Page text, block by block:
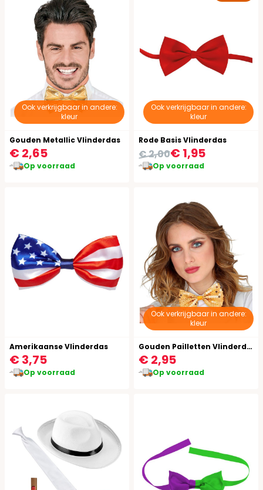
Ook verkrijgbaar in andere:
kleur
Gouden Metallic Vlinderdas
€ 2,65
Op voorraad
Ook verkrijgbaar in andere:
kleur
Rode Basis Vlinderdas
€ 1,95
€ 2,00
Op voorraad
Amerikaanse Vlinderdas
€ 3,75
Op voorraad
Ook verkrijgbaar in andere:
kleur
Gouden Pailletten Vlinderdas
€ 2,95
Op voorraad